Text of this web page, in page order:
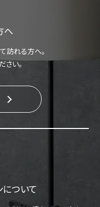
へ
訪れる方へ。
さい。
ついて